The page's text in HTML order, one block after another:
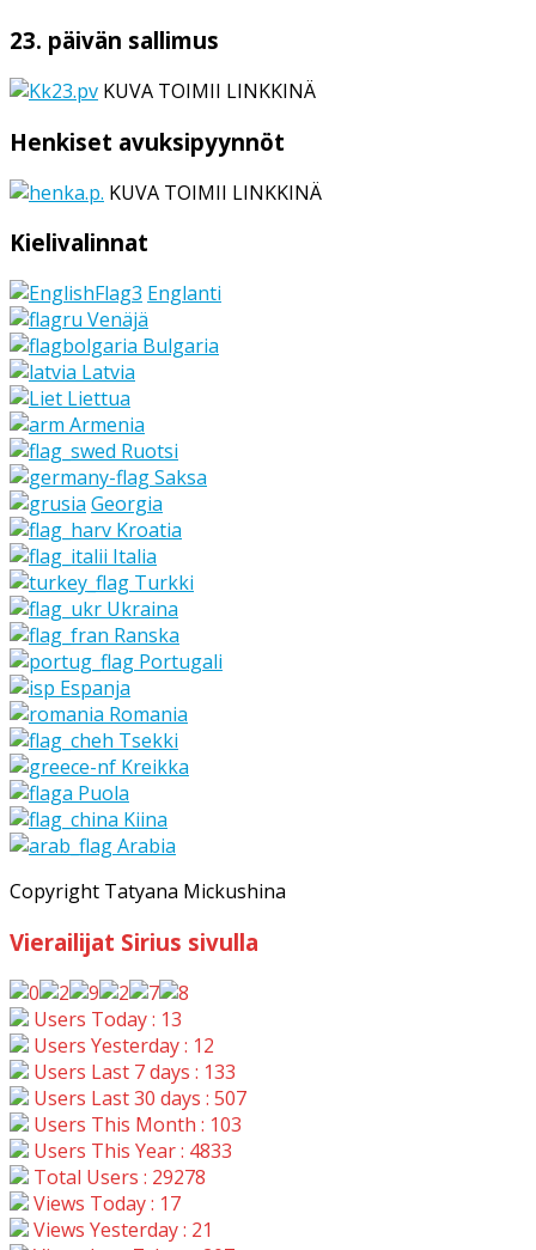
23. päivän sallimus
KUVA TOIMII LINKKINÄ
Henkiset avuksipyynnöt
KUVA TOIMII LINKKINÄ
Kielivalinnat
Englanti
Venäjä
Bulgaria
Latvia
Liettua
Armenia
Ruotsi
Saksa
Georgia
Kroatia
Italia
Turkki
Ukraina
Ranska
Portugali
Espanja
Romania
Tsekki
Kreikka
Puola
Kiina
Arabia
Copyright Tatyana Mickushina
Vierailijat Sirius sivulla
Users Today : 13
Users Yesterday : 12
Users Last 7 days : 133
Users Last 30 days : 507
Users This Month : 103
Users This Year : 4833
Total Users : 29278
Views Today : 17
Views Yesterday : 21